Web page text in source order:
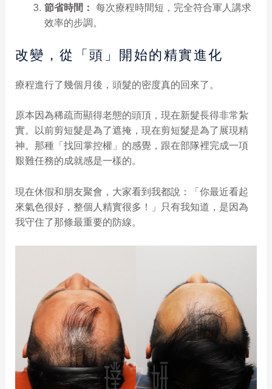
節省時間： 每次療程時間短，完全符合軍人講求
效率的步調。
改變，從「頭」開始的精實進化
療程進行了幾個月後，頭髮的密度真的回來了。
原本因為稀疏而顯得老態的頭頂，現在新髮長得非常紮
實。以前剪短髮是為了遮掩，現在剪短髮是為了展現精
神。那種「找回掌控權」的感覺，跟在部隊裡完成一項
艱難任務的成就感是一樣的。
現在休假和朋友聚會，大家看到我都說：「你最近看起
來氣色很好，整個人精實很多！」只有我知道，是因為
我守住了那條最重要的防線。